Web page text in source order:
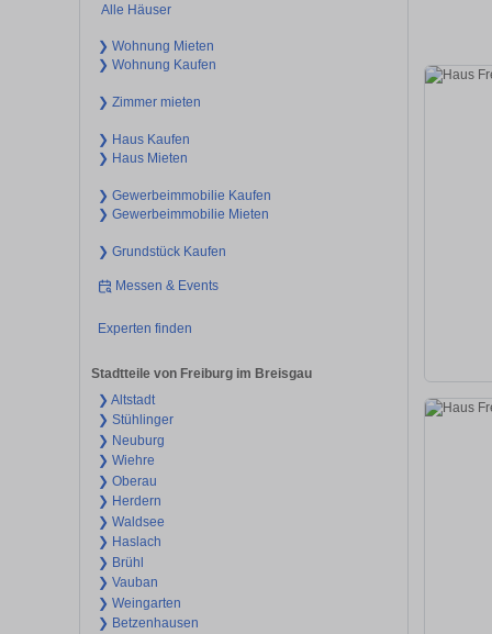
Alle Häuser
❯ Wohnung Mieten
❯ Wohnung Kaufen
❯ Zimmer mieten
❯ Haus Kaufen
❯ Haus Mieten
❯ Gewerbeimmobilie Kaufen
❯ Gewerbeimmobilie Mieten
❯ Grundstück Kaufen
Messen & Events
Experten finden
Stadtteile von Freiburg im Breisgau
❯ Altstadt
❯ Stühlinger
❯ Neuburg
❯ Wiehre
❯ Oberau
❯ Herdern
❯ Waldsee
❯ Haslach
❯ Brühl
❯ Vauban
❯ Weingarten
❯ Betzenhausen